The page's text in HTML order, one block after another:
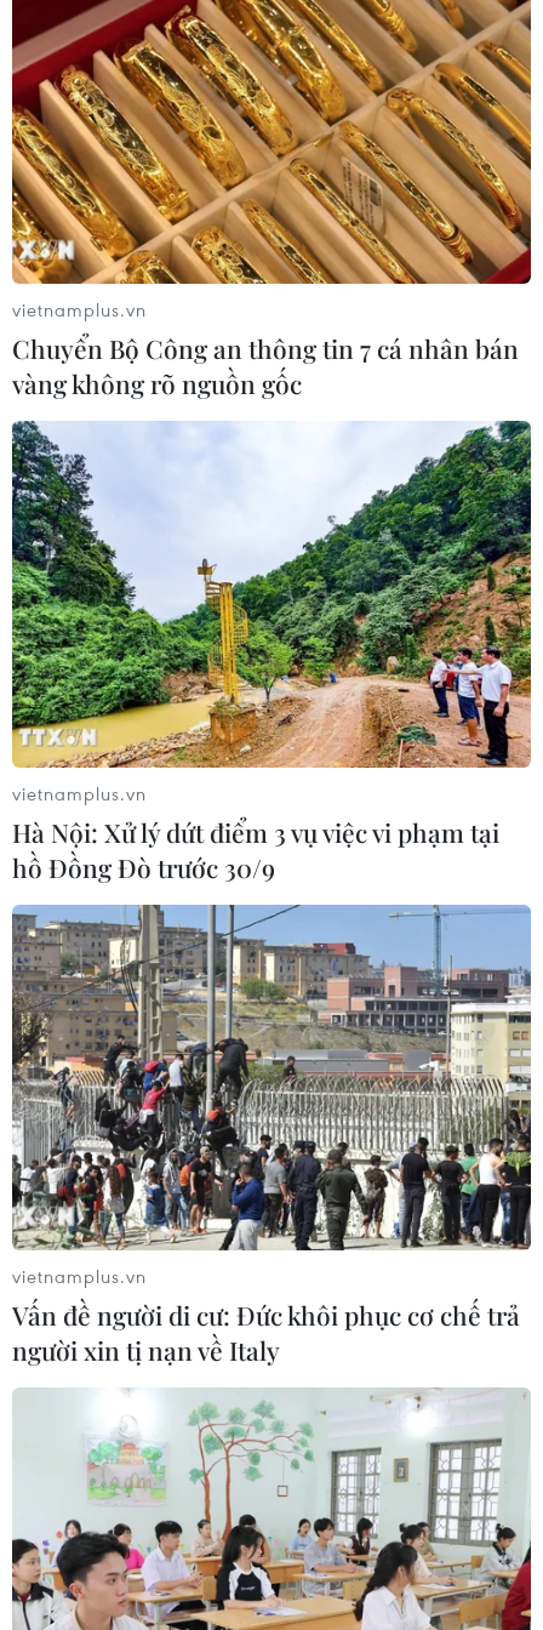
TIN CÙNG CHUYÊN MỤC
Trung Quốc: Giá tiêu dùng và giá sản
xuất cùng giảm tốc trong tháng
7/2026
09/08/2026 14:40
vietnamplus.vn
Chuyển Bộ Công an thông tin 7 cá nhân bán
vàng không rõ nguồn gốc
vietnamplus.vn
Hà Nội: Xử lý dứt điểm 3 vụ việc vi phạm tại
hồ Đồng Đò trước 30/9
vietnamplus.vn
Vấn đề người di cư: Đức khôi phục cơ chế trả
người xin tị nạn về Italy